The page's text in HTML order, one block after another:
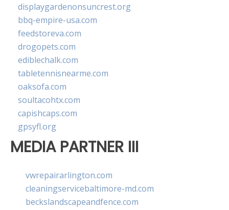
displaygardenonsuncrest.org
bbq-empire-usa.com
feedstoreva.com
drogopets.com
ediblechalk.com
tabletennisnearme.com
oaksofa.com
soultacohtx.com
capishcaps.com
gpsyfl.org
MEDIA PARTNER III
vwrepairarlington.com
cleaningservicebaltimore-md.com
beckslandscapeandfence.com